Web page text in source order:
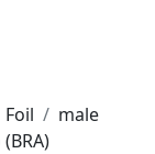
Foil
male